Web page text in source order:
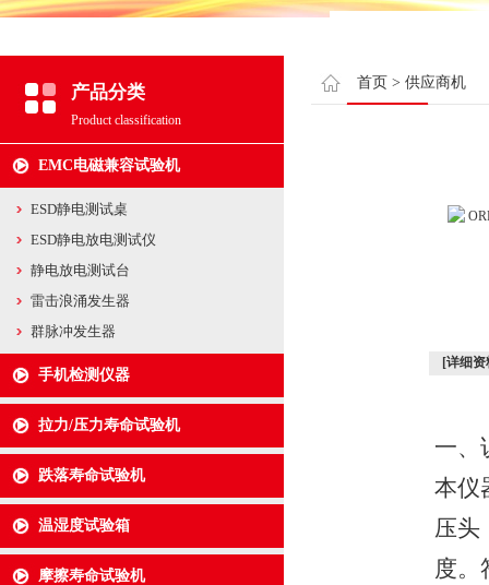
产品分类
Product classification
EMC电磁兼容试验机
ESD静电测试桌
ESD静电放电测试仪
静电放电测试台
雷击浪涌发生器
群脉冲发生器
手机检测仪器
拉力/压力寿命试验机
跌落寿命试验机
温湿度试验箱
摩擦寿命试验机
首页 > 供应商机
[详细资
一、
本仪
压头
度。